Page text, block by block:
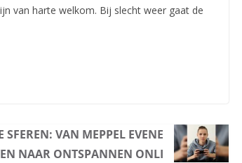
van harte welkom. Bij slecht weer gaat de
SFEREN: VAN MEPPEL EVENE
NAAR ONTSPANNEN ONLI